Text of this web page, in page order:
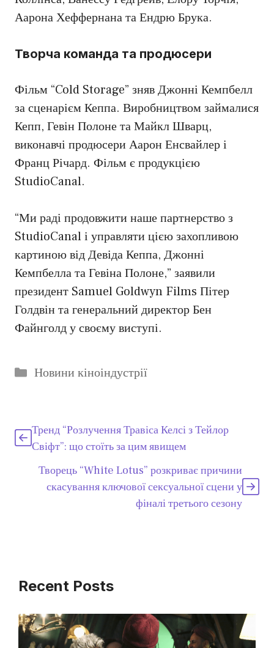
Аарона Хеффернана та Ендрю Брука.
Творча команда та продюсери
Фільм “Cold Storage” зняв Джонні Кемпбелл
за сценарієм Кеппа. Виробництвом займалися
Кепп, Гевін Полоне та Майкл Шварц,
виконавчі продюсери Аарон Енсвайлер і
Франц Річард. Фільм є продукцією
StudioCanal.
“Ми раді продовжити наше партнерство з
StudioCanal і управляти цією захопливою
картиною від Девіда Кеппа, Джонні
Кемпбелла та Гевіна Полоне,” заявили
президент Samuel Goldwyn Films Пітер
Голдвін та генеральний директор Бен
Файнголд у своєму виступі.
Категорії
Новини кіноіндустрії
Тренд “Розлучення Травіса Келсі з Тейлор
Свіфт”: що стоїть за цим явищем
Творець “White Lotus” розкриває причини
скасування ключової сексуальної сцени у
фіналі третього сезону
Recent Posts